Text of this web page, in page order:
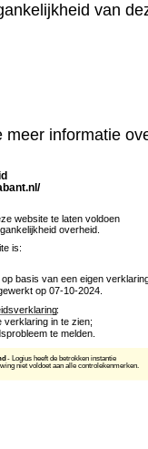
van
meer informatie